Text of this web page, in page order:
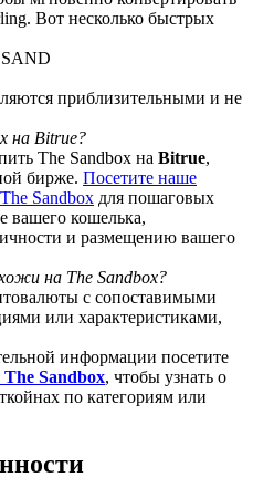
pool
USDT
USDT Bonus
Вот несколько быстрых
SAND
приблизительными и не
на Bitrue?
The Sandbox на Bitrue,
бирже. Посетите наше
Sandbox для пошаговых
вашего кошелька,
и размещению вашего
на The Sandbox?
с сопоставимыми
или характеристиками,
информации посетите
Sandbox, чтобы узнать о
по категориям или